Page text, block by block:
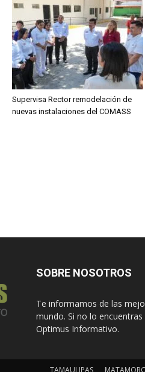
Supervisa Rector remodelación de
nuevas instalaciones del COMASS
SOBRE NOSOTROS
Te informamos de las
mundo. Si no lo
Optimus Informativo.
TAMAULIPAS